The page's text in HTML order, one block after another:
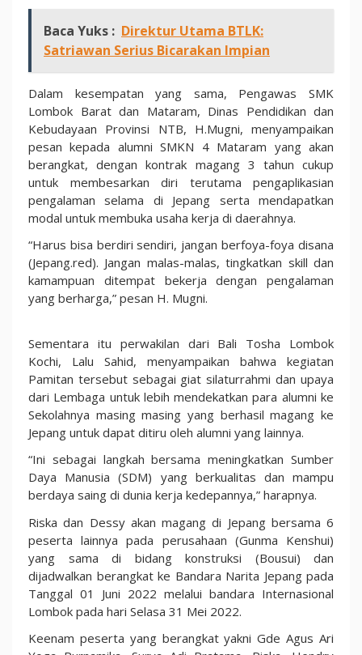
Baca Yuks : Direktur Utama BTLK:
Satriawan Serius Bicarakan Impian
Dalam kesempatan yang sama, Pengawas SMK
Lombok Barat dan Mataram, Dinas Pendidikan dan
Kebudayaan Provinsi NTB, H.Mugni, menyampaikan
pesan kepada alumni SMKN 4 Mataram yang akan
berangkat, dengan kontrak magang 3 tahun cukup
untuk membesarkan diri terutama pengaplikasian
pengalaman selama di Jepang serta mendapatkan
modal untuk membuka usaha kerja di daerahnya.
“Harus bisa berdiri sendiri, jangan berfoya-foya disana
(Jepang.red). Jangan malas-malas, tingkatkan skill dan
kamampuan ditempat bekerja dengan pengalaman
yang berharga,” pesan H. Mugni.
Sementara itu perwakilan dari Bali Tosha Lombok
Kochi, Lalu Sahid, menyampaikan bahwa kegiatan
Pamitan tersebut sebagai giat silaturrahmi dan upaya
dari Lembaga untuk lebih mendekatkan para alumni ke
Sekolahnya masing masing yang berhasil magang ke
Jepang untuk dapat ditiru oleh alumni yang lainnya.
“Ini sebagai langkah bersama meningkatkan Sumber
Daya Manusia (SDM) yang berkualitas dan mampu
berdaya saing di dunia kerja kedepannya,” harapnya.
Riska dan Dessy akan magang di Jepang bersama 6
peserta lainnya pada perusahaan (Gunma Kenshui)
yang sama di bidang konstruksi (Bousui) dan
dijadwalkan berangkat ke Bandara Narita Jepang pada
Tanggal 01 Juni 2022 melalui bandara Internasional
Lombok pada hari Selasa 31 Mei 2022.
Keenam peserta yang berangkat yakni Gde Agus Ari